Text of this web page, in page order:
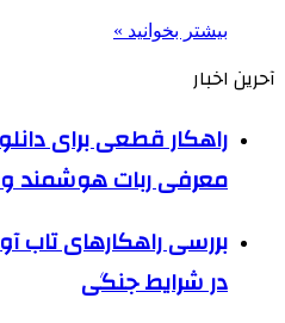
بیشتر بخوانید »
آحرین اخبار
راهکار قطعی برای
معرفی ربات هوشمند
بررسی راهکارهای تاب
در شرایط جنگی